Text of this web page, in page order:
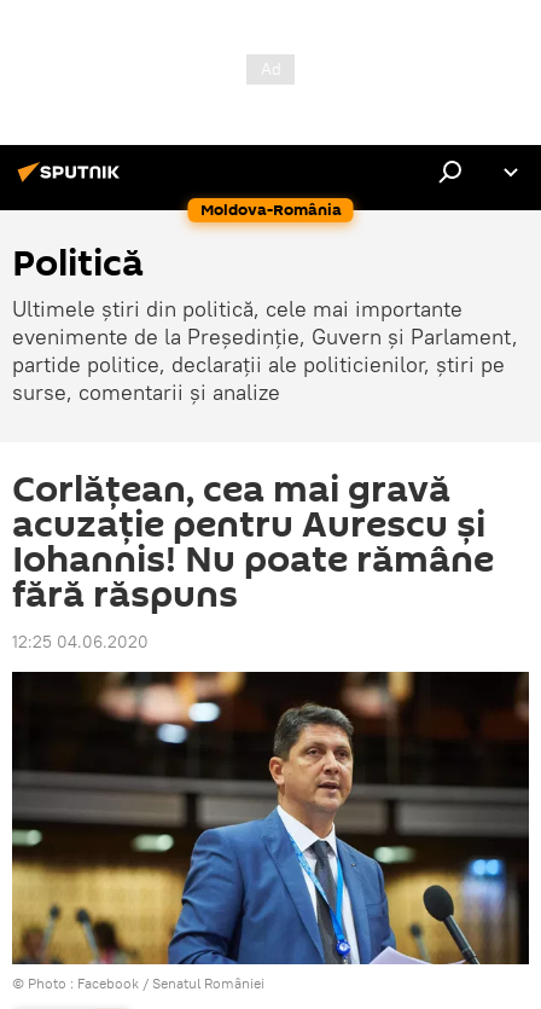
Moldova-România
Politică
Ultimele știri din politică, cele mai importante
evenimente de la Președinție, Guvern și Parlament,
partide politice, declarații ale politicienilor, știri pe
surse, comentarii și analize
Corlățean, cea mai gravă
acuzație pentru Aurescu și
Iohannis! Nu poate rămâne
fără răspuns
12:25 04.06.2020
© Photo : Facebook / Senatul României